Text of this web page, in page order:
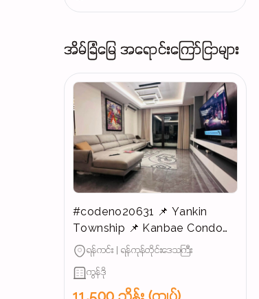
အိမ်ခြံမြေ အရောင်းကြော်ငြာများ
#codeno20631 📌 Yankin
Township 📌 Kanbae Condo
for SALE 📣📣📣
ရန်ကင်း | ရန်ကုန်တိုင်းဒေသကြီး
ကွန်ဒို